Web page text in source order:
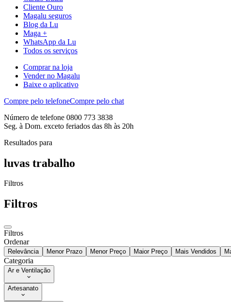
Cliente Ouro
Magalu seguros
Blog da Lu
Maga +
WhatsApp da Lu
Todos os serviços
Comprar na loja
Vender no Magalu
Baixe o aplicativo
Compre pelo telefoneCompre pelo chat
Número de telefone 0800 773 3838
Seg. à Dom. exceto feriados das 8h às 20h
Resultados para
luvas trabalho
Filtros
Filtros
Filtros
Ordenar
Relevância Menor Prazo Menor Preço Maior Preço Mais Vendidos
Categoria
Ar e Ventilação
Artesanato